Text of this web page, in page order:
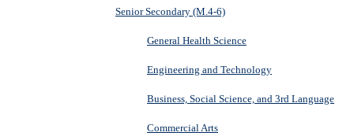
Senior Secondary (M.4-6)
General Health Science
Engineering and Technology
Business, Social Science, and 3rd Language
Commercial Arts